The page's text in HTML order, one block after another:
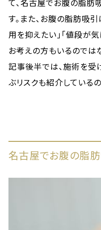
す。また、お腹の脂肪吸
用を抑えたい」「値段が
お考えの方もいるのでは
記事後半では、施術を受
ぶリスクも紹介している
名古屋でお腹の脂肪